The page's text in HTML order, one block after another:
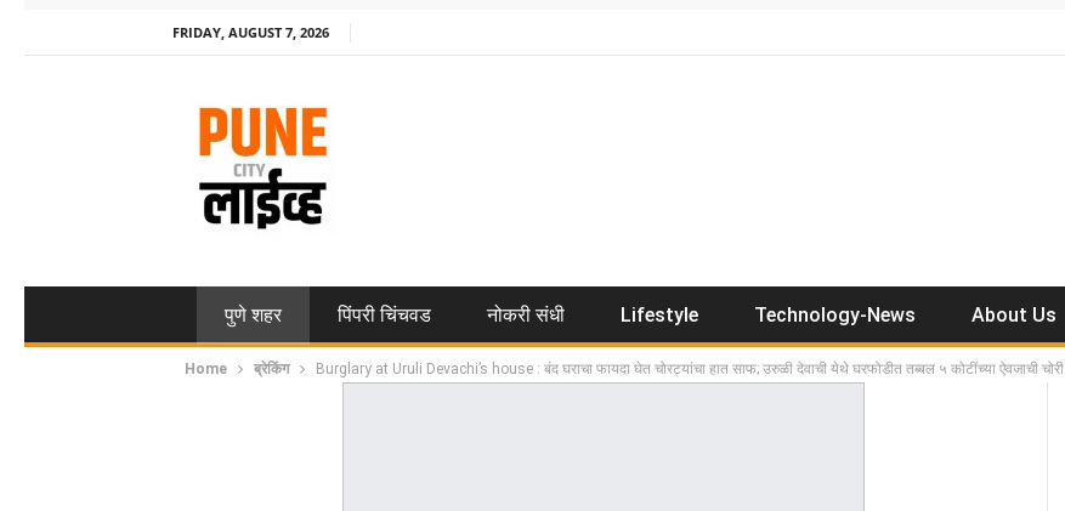
FRIDAY, AUGUST 7, 2026
पुणे शहर पिंपरी चिंचवड नोकरी संधी Lifestyle Technology-News About Us
Home ब्रेकिंग Burglary at Uruli Devachi’s house : बंद घराचा फायदा घेत चोरट्यांचा हात साफ; उरुळी देवाची येथे घरफोडीत तब्बल ५ कोटींच्या ऐवजाची चोरी